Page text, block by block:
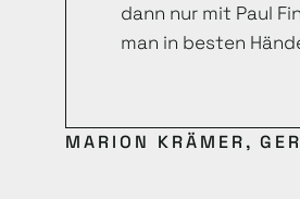
dann nur mit Paul
man in besten
MARION KRÄMER,